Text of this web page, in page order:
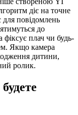
діє на точне
повідомлень
до
плач чи будь-
Якщо камера
дитини,
ролик.